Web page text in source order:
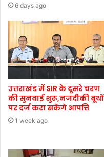
6 days ago
उत्तराखंड में SIR के दूसरे चरण
की सुनवाई शुरू,नजदीकी बूथों
पर दर्ज करा सकेंगे आपत्ति
1 week ago